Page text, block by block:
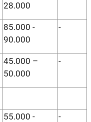
28.000
85.000 -
90.000
-
45.000 –
50.000
-
55.000 -
-